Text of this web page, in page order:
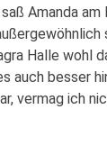
Amanda am
Halle wohl
auch besser
vermag ich